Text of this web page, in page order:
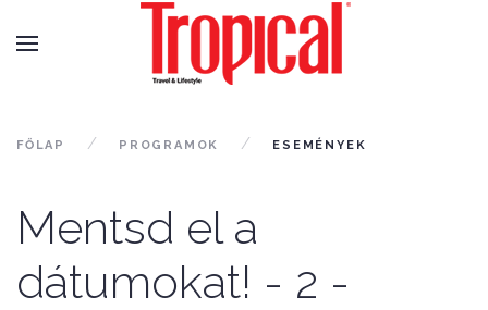
FŐLAP PROGRAMOK ESEMÉNYEK
Mentsd el a
dátumokat! - 2 -